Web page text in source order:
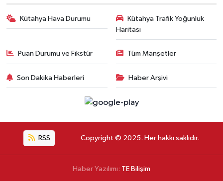
Kütahya Hava Durumu
Kütahya Trafik Yoğunluk
Haritası
Puan Durumu ve Fikstür Tüm Manşetler
Son Dakika Haberleri Haber Arşivi
RSS Copyright © 2025. Her hakkı saklıdır.
Haber Yazılımı: TE Bilişim